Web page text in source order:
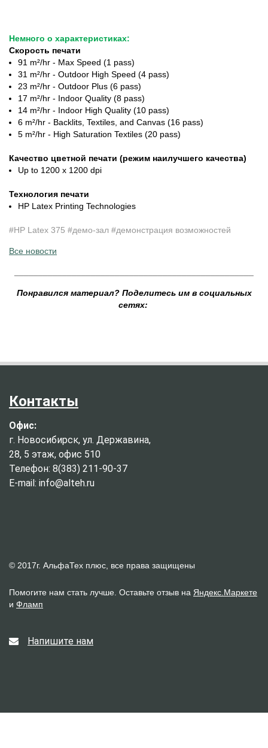
Немного о характеристиках:
Скорость печати
91 m²/hr - Max Speed (1 pass)
31 m²/hr - Outdoor High Speed (4 pass)
23 m²/hr - Outdoor Plus (6 pass)
17 m²/hr - Indoor Quality (8 pass)
14 m²/hr - Indoor High Quality (10 pass)
6 m²/hr - Backlits, Textiles, and Canvas (16 pass)
5 m²/hr - High Saturation Textiles (20 pass)
Качество цветной печати (режим наилучшего качества)
Up to 1200 x 1200 dpi
Технология печати
HP Latex Printing Technologies
#HP Latex 375 #демо-зал #демонстрация возможностей
Все новости
Понравился материал? Поделитесь им в социальных
сетях:
Контакты
Офис:
г. Новосибирск, ул. Державина,
28, 5 этаж, офис 510
Телефон: 8(383) 211-90-37
E-mail: info@alteh.ru
© 2017г. АльфаТех плюс, все права защищены
Помогите нам стать лучше. Оставьте отзыв на Яндекс.Маркете
и Фламп
Напишите нам